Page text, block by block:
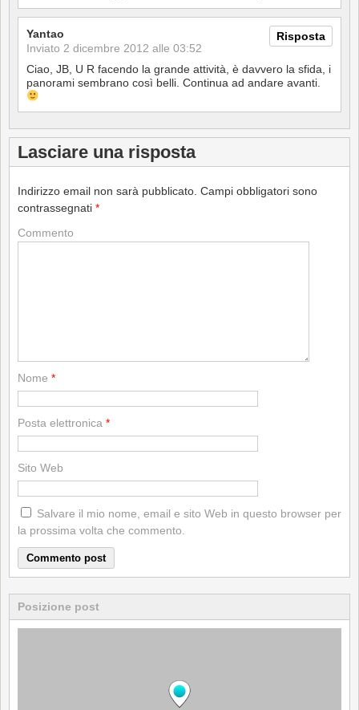
Risposta
Yantao
Inviato 2 dicembre 2012 alle 03:52
Ciao, JB, U R facendo la grande attività, è davvero la sfida, i
panorami sembrano così belli. Continua ad andare avanti.
Lasciare una risposta
Indirizzo email non sarà pubblicato. Campi obbligatori sono
contrassegnati *
Commento
Nome *
Posta elettronica *
Sito Web
Salvare il mio nome, email e sito Web in questo browser per
la prossima volta che commento.
Posizione post